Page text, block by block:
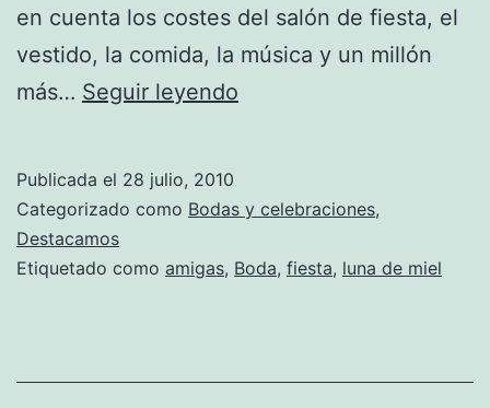
en cuenta los costes del salón de fiesta, el
vestido, la comida, la música y un millón
más… Seguir leyendo
costes
la
Publicada el 28 julio, 2010
Categorizado como Bodas y celebraciones,
Destacamos
Etiquetado como amigas, Boda, fiesta, luna de miel